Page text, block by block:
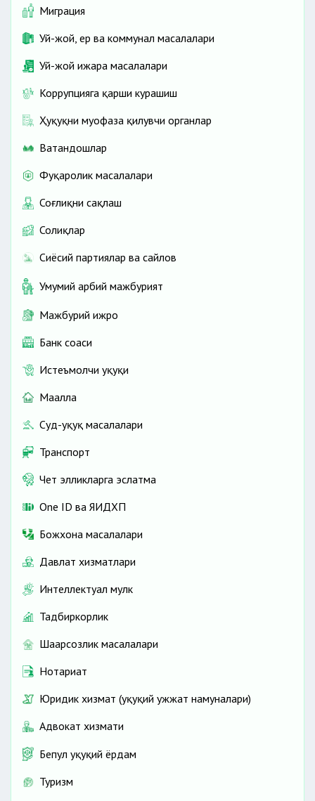
Миграция
Уй-жой, ер ва коммунал масалалари
Уй-жой ижара масалалари
Коррупцияга қарши курашиш
Ҳуқуқни муҳофаза қилувчи органлар
Ватандошлар
Фуқаролик масалалари
Соғлиқни сақлаш
Солиқлар
Сиёсий партиялар ва сайлов
Умумий ҳарбий мажбурият
Мажбурий ижро
Банк соҳаси
Истеъмолчи ҳуқуқи
Маҳалла
Суд-ҳуқуқ масалалари
Транспорт
Чет элликларга эслатма
One ID ва ЯИДХП
Божхона масалалари
Давлат хизматлари
Интеллектуал мулк
Тадбиркорлик
Шаҳарсозлик масалалари
Нотариат
Юридик хизмат (ҳуқуқий ҳужжат намуналари)
Адвокат хизмати
Бепул ҳуқуқий ёрдам
Туризм